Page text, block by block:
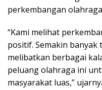
perkembangan
“Kami melihat
positif. Semakin
melibatkan berbagai
peluang olahraga ini
masyarakat luas,”